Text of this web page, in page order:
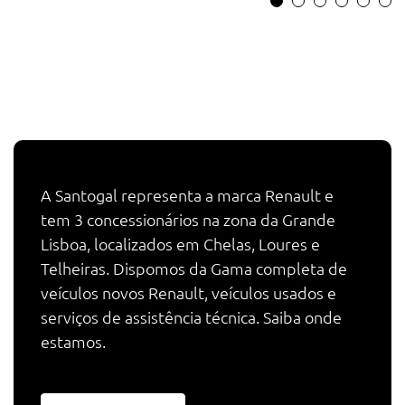
A Santogal representa a marca Renault e
tem 3 concessionários na zona da Grande
Lisboa, localizados em Chelas, Loures e
Telheiras. Dispomos da Gama completa de
veículos novos Renault, veículos usados e
serviços de assistência técnica. Saiba onde
estamos.